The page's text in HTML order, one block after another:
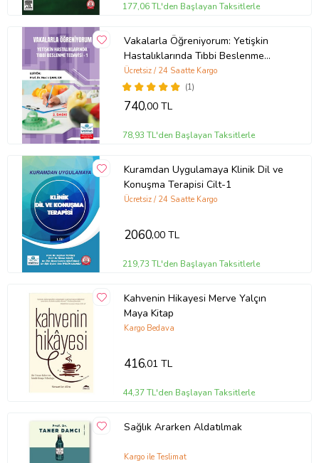
177,06 TL'den Başlayan Taksitlerle
Vakalarla Öğreniyorum: Yetişkin
Hastalıklarında Tıbbi Beslenme
Tedavisi -1
(1)
Ücretsiz / 24 Saatte Kargo
740,00 TL
78,93 TL'den Başlayan Taksitlerle
Kuramdan Uygulamaya Klinik Dil ve
Konuşma Terapisi Cilt-1
Ücretsiz / 24 Saatte Kargo
2060,00 TL
219,73 TL'den Başlayan Taksitlerle
Kahvenin Hikayesi Merve Yalçın
Maya Kitap
Kargo Bedava
416,01 TL
44,37 TL'den Başlayan Taksitlerle
Sağlık Ararken Aldatılmak
Kargo ile Teslimat